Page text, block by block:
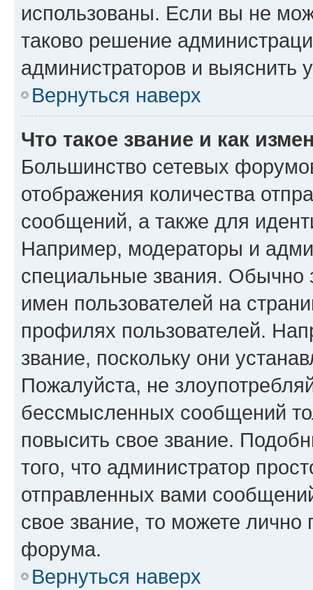
использованы. Если вы не
таково решение
администраторов и выяснить
Вернуться наверх
Что такое звание и как
Большинство сетевых
отображения количества
сообщений, а также для
Например, модераторы и
специальные звания. Обычно
имен пользователей на
профилях пользователей.
звание, поскольку они
Пожалуйста, не
бессмысленных сообщений
повысить свое звание.
того, что администратор
отправленных вами
свое звание, то можете лично
форума.
Вернуться наверх